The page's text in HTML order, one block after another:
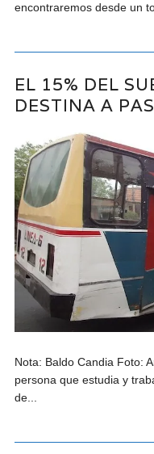
encontraremos desde un
EL 15% DEL
DESTINA A
Nota: Baldo Candia Foto:
persona que estudia y
de...